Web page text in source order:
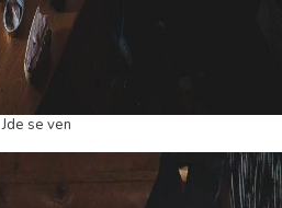
Jde se ven